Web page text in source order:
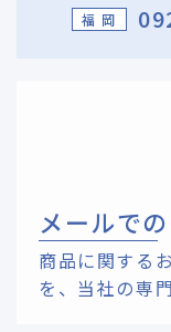
福 岡
メールで
商品に関する
を、 当社の専